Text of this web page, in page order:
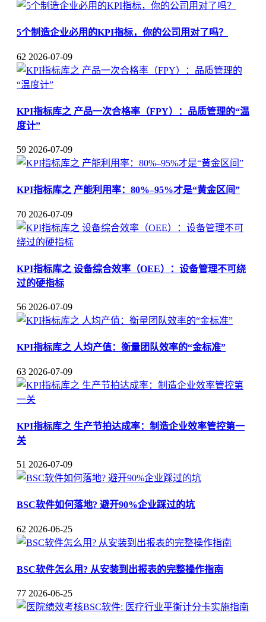
5个制造企业必用的KPI指标，你的公司用对了吗？
62 2026-07-09
KPI指标库之 产品一次合格率（FPY）：品质管理的“温
度计”
59 2026-07-09
KPI指标库之 产能利用率：80%–95%才是“黄金区间”
70 2026-07-09
KPI指标库之 设备综合效率（OEE）：设备管理不可绕
过的硬指标
56 2026-07-09
KPI指标库之 人均产值：衡量团队效率的“金标准”
63 2026-07-09
KPI指标库之 生产节拍达成率：制造企业效率管控第一
关
51 2026-07-09
BSC软件如何落地? 避开90%企业踩过的坑
62 2026-06-25
BSC软件怎么用? 从安装到出报表的完整操作指南
77 2026-06-25